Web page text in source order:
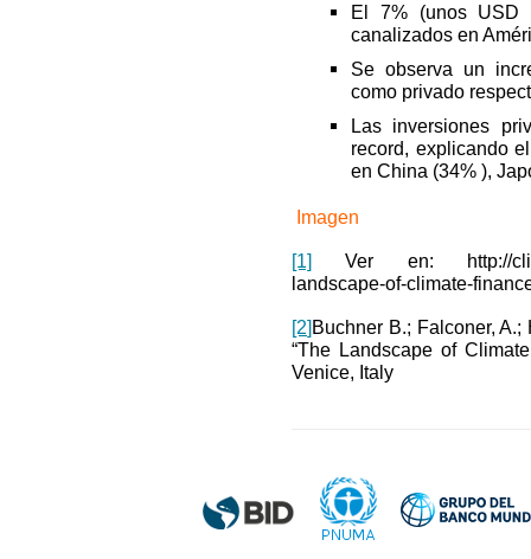
El 7% (unos USD
canalizados en
Se observa un
como privado
Las inversiones
record, explicando
en China (34% ),
Imagen
[1] Ver en: http://
landscape-of-climate-
[2]Buchner B.; Falconer, A.;
“The Landscape of
Venice, Italy